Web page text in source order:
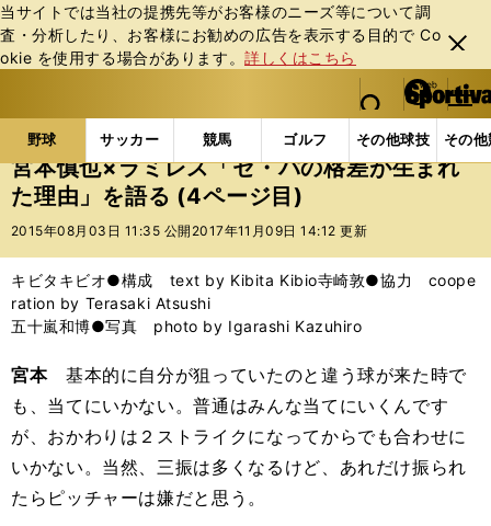
当サイトでは当社の提携先等がお客様のニーズ等について調
査・分析したり、お客様にお勧めの広告を表⽰する⽬的で Co
okie を使⽤する場合があります。詳しくはこちら
閉じ
る
web Sportiva (webスポルティーバ)
検索
マイペ
ー
ジ
メニュ
野球 サッカー 競馬 ゴルフ その他球技 その
b
ス
ポ
ル
バ
野球の記事一覧 プロ野球 宮本慎也×ラミレス「セ
宮本慎也×ラミレス「セ・パの格差が生まれ
た理由」を語る (4ページ目)
2015年08月03日 11:35 公開 2017年11月09日 14:12 更新
キビタキビオ●構成 text by Kibita Kibio寺崎敦●協力 coope
ration by Terasaki Atsushi
五十嵐和博●写真 photo by Igarashi Kazuhiro
宮本基本的に自分が狙っていたのと違う球が来た時で
も、当てにいかない。普通はみんな当てにいくんです
が、おかわりは２ストライクになってからでも合わせに
いかない。当然、三振は多くなるけど、あれだけ振られ
たらピッチャーは嫌だと思う。